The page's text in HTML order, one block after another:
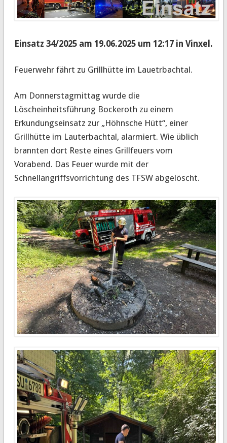
Einsatz 34/2025 am 19.06.2025 um 12:17 in Vinxel.
Feuerwehr fährt zu Grillhütte im Lauetrbachtal.
Am Donnerstagmittag wurde die
Löscheinheitsführung Bockeroth zu einem
Erkundungseinsatz zur „Höhnsche Hütt“, einer
Grillhütte im Lauterbachtal, alarmiert. Wie üblich
brannten dort Reste eines Grillfeuers vom
Vorabend. Das Feuer wurde mit der
Schnellangriffsvorrichtung des TFSW abgelöscht.